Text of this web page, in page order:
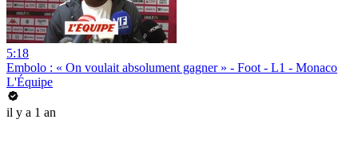
5:18
Embolo : « On voulait absolument gagner » - Foot - L1 - Monaco
L'Équipe
il y a 1 an